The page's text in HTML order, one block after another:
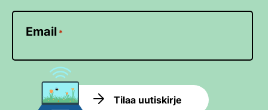
Email *
Tilaa uutiskirje